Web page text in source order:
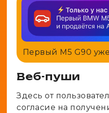
Первый M5 G90
Веб-пуши
Здесь от
согласие на